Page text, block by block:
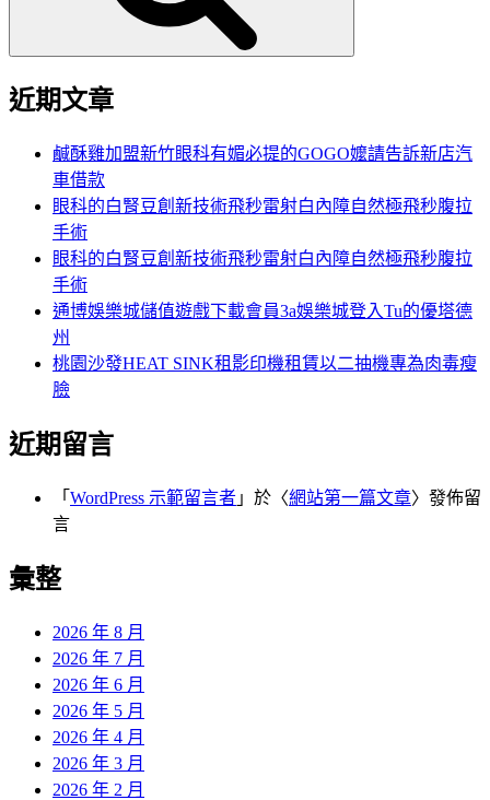
近期文章
鹹酥雞加盟新竹眼科有媚必提的GOGO嬤請告訴新店汽
車借款
眼科的白腎豆創新技術飛秒雷射白內障自然極飛秒腹拉
手術
眼科的白腎豆創新技術飛秒雷射白內障自然極飛秒腹拉
手術
通博娛樂城儲值遊戲下載會員3a娛樂城登入Tu的優塔德
州
桃園沙發HEAT SINK租影印機租賃以二抽機專為肉毒瘦
臉
近期留言
「 WordPress 示範留言者 」於〈網站第一篇文章〉發佈留
言
彙整
2026 年 8 月
2026 年 7 月
2026 年 6 月
2026 年 5 月
2026 年 4 月
2026 年 3 月
2026 年 2 月